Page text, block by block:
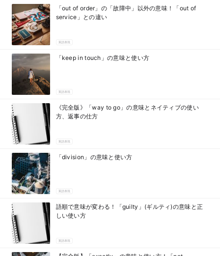
「out of order」の「故障中」以外の意味！「out of
service」との違い
英語表現
「keep in touch」の意味と使い方
英語表現
《完全版》「way to go」の意味とネイティブの使い
方、返事の仕方
英語表現
「division」の意味と使い方
英語表現
語順で意味が変わる！「guilty」(ギルティ)の意味と正
しい使い方
英語表現